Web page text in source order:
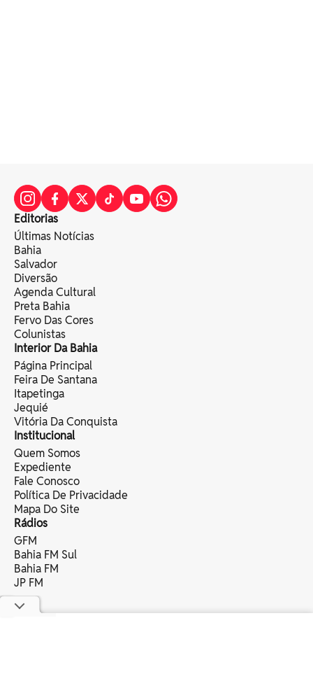
Editorias
Últimas Notícias
Bahia
Salvador
Diversão
Agenda Cultural
Preta Bahia
Fervo Das Cores
Colunistas
Interior Da Bahia
Página Principal
Feira De Santana
Itapetinga
Jequié
Vitória Da Conquista
Institucional
Quem Somos
Expediente
Fale Conosco
Política De Privacidade
Mapa Do Site
Rádios
GFM
Bahia FM Sul
Bahia FM
JP FM